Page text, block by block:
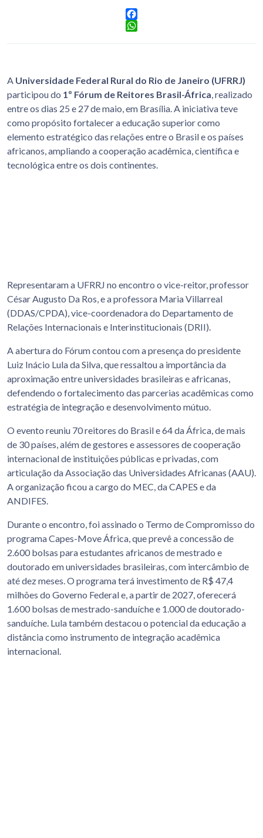
Facebook
A Universidade Federal Rural do Rio de Janeiro (UFRRJ)
participou do 1º Fórum de Reitores Brasil-África , realizado
entre os dias 25 e 27 de maio, em Brasília. A iniciativa teve
como propósito fortalecer a educação superior como
elemento estratégico das relações entre o Brasil e os países
africanos, ampliando a cooperação acadêmica, científica e
tecnológica entre os dois continentes.
Representaram a UFRRJ no encontro o vice-reitor, professor
César Augusto Da Ros, e a professora Maria Villarreal
(DDAS/CPDA), vice-coordenadora do Departamento de
Relações Internacionais e Interinstitucionais (DRII).
A abertura do Fórum contou com a presença do presidente
Luiz Inácio Lula da Silva, que ressaltou a importância da
aproximação entre universidades brasileiras e africanas,
defendendo o fortalecimento das parcerias acadêmicas como
estratégia de integração e desenvolvimento mútuo.
O evento reuniu 70 reitores do Brasil e 64 da África, de mais
de 30 países, além de gestores e assessores de cooperação
internacional de instituições públicas e privadas, com
articulação da Associação das Universidades Africanas (AAU).
A organização ficou a cargo do MEC, da CAPES e da
ANDIFES.
Durante o encontro, foi assinado o Termo de Compromisso do
programa Capes-Move África, que prevê a concessão de
2.600 bolsas para estudantes africanos de mestrado e
doutorado em universidades brasileiras, com intercâmbio de
até dez meses. O programa terá investimento de R$ 47,4
milhões do Governo Federal e, a partir de 2027, oferecerá
1.600 bolsas de mestrado-sanduíche e 1.000 de doutorado-
sanduíche. Lula também destacou o potencial da educação a
distância como instrumento de integração acadêmica
internacional.